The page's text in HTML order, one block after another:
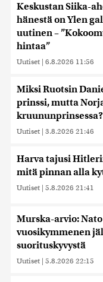
Keskustan Siika-
hänestä on Ylen
uutinen –
hintaa”
Uutiset | 6.8.2026 11:56
Miksi Ruotsin
prinssi, mutta
kruununprinsessa?
Uutiset | 3.8.2026 21:46
Harva tajusi
mitä pinnan alla
Uutiset | 5.8.2026 21:41
Murska-arvio:
vuosikymmenen
suorituskyvystä
Uutiset | 5.8.2026 22:15